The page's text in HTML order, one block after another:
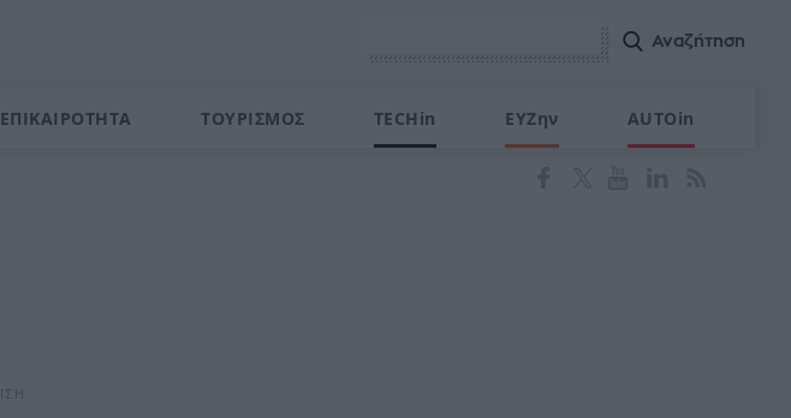
ΕΠΙΚΑΙΡΟΤΗΤΑ ΤΟΥΡΙΣΜΟΣ TECHin ΕΥΖην AUTOin